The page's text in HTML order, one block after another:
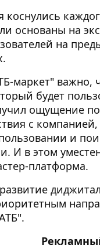
коснулись
основаны на
на
маркет" важно,
будет
ощущение
с компанией,
и
И в этом
платформа.